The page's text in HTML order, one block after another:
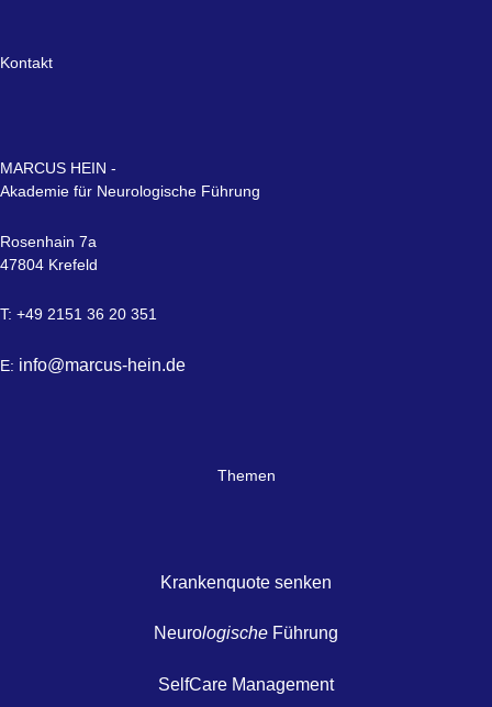
Kontakt
MARCUS HEIN -
Akademie für Neurologische Führung
Rosenhain 7a
47804 Krefeld
T: +49 2151 36 20 351
E: info@marcus-hein.de
Themen
Krankenquote senken
Neurologische Führung
SelfCare Management